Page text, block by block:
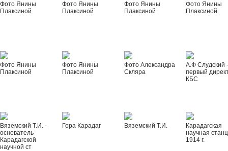
Фото Янины
Плаксиной
Фото Янины
Плаксиной
Фото Янины
Плаксиной
Фото Янины
Плаксиной
Фото Янины
Плаксиной
Фото Янины
Плаксиной
Фото Александра
Скляра
А.Ф Слудский
первый
КБС
Вяземский Т.И. -
основатель
Карадагской
научной ст
Гора Карадаг Вяземский Т.И.
Карадагская
научная
1914 г.